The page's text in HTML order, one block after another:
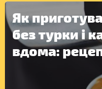
Як
без турки і
вдома: